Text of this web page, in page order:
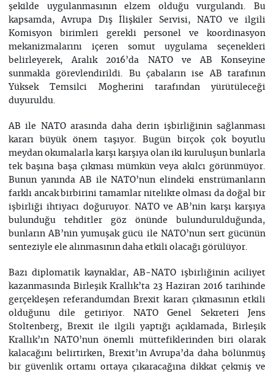
şekilde uygulanmasının elzem olduğu vurgulandı. Bu
kapsamda, Avrupa Dış İlişkiler Servisi, NATO ve ilgili
Komisyon birimleri gerekli personel ve koordinasyon
mekanizmalarını içeren somut uygulama seçenekleri
belirleyerek, Aralık 2016’da NATO ve AB Konseyine
sunmakla görevlendirildi. Bu çabaların ise AB tarafının
Yüksek Temsilci Mogherini tarafından yürütüleceği
duyuruldu.
AB ile NATO arasında daha derin işbirliğinin sağlanması
kararı büyük önem taşıyor. Bugün birçok çok boyutlu
meydan okumalarla karşı karşıya olan iki kuruluşun bunlarla
tek başına başa çıkması mümkün veya akılcı görünmüyor.
Bunun yanında AB ile NATO’nun elindeki enstrümanların
farklı ancak birbirini tamamlar nitelikte olması da doğal bir
işbirliği ihtiyacı doğuruyor. NATO ve AB’nin karşı karşıya
bulunduğu tehditler göz önünde bulundurulduğunda,
bunların AB’nin yumuşak gücü ile NATO’nun sert gücünün
senteziyle ele alınmasının daha etkili olacağı görülüyor.
Bazı diplomatik kaynaklar, AB-NATO işbirliğinin aciliyet
kazanmasında Birleşik Krallık’ta 23 Haziran 2016 tarihinde
gerçekleşen referandumdan Brexit kararı çıkmasının etkili
olduğunu dile getiriyor. NATO Genel Sekreteri Jens
Stoltenberg, Brexit ile ilgili yaptığı açıklamada, Birleşik
Krallık’ın NATO’nun önemli müttefiklerinden biri olarak
kalacağını belirtirken, Brexit’in Avrupa’da daha bölünmüş
bir güvenlik ortamı ortaya çıkaracağına dikkat çekmiş ve